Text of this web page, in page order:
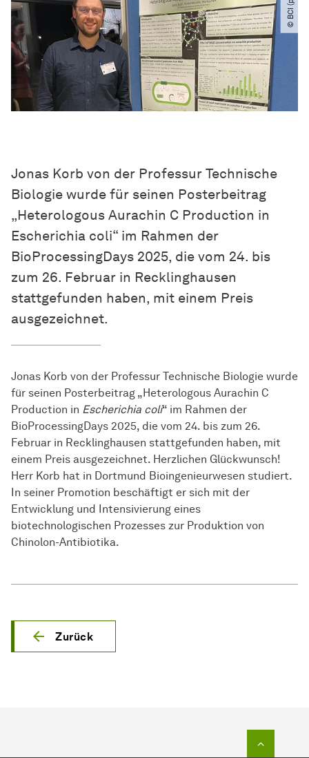
Jonas Korb von der Professur Technische
Biologie wurde für seinen Posterbeitrag
„Heterologous Aurachin C Production in
Escherichia coli“ im Rahmen der
BioProcessingDays 2025, die vom 24. bis
zum 26. Februar in Recklinghausen
stattgefunden haben, mit einem Preis
ausgezeichnet.
Jonas Korb von der Professur Technische Biologie wurde
für seinen Posterbeitrag „Heterologous Aurachin C
Production in Escherichia coli“ im Rahmen der
BioProcessingDays 2025, die vom 24. bis zum 26.
Februar in Recklinghausen stattgefunden haben, mit
einem Preis ausgezeichnet. Herzlichen Glückwunsch!
Herr Korb hat in Dortmund Bioingenieurwesen studiert.
In seiner Promotion beschäftigt er sich mit der
Entwicklung und Intensivierung eines
biotechnologischen Prozesses zur Produktion von
Chinolon-Antibiotika.
Zurück